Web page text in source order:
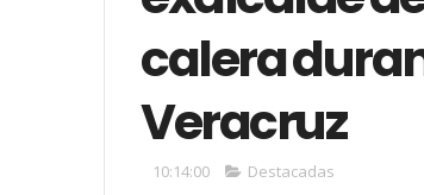
calera
Veracruz
10:14:00 Destacadas